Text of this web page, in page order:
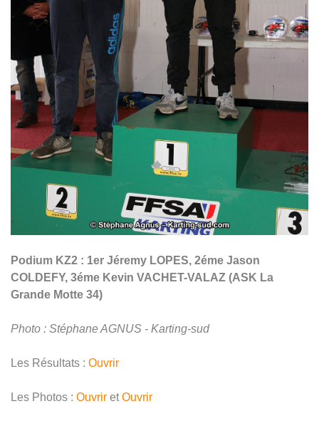
Podium KZ2 : 1er Jéremy LOPES, 2éme Jason
COLDEFY, 3éme Kevin VACHET-VALAZ (ASK La
Grande Motte 34)
Photo : Stéphane AGNUS - Karting-sud
Les Résultats : Ouvrir
Les Photos : Ouvrir etOuvrir